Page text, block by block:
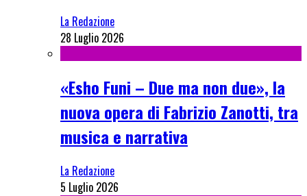
La Redazione
28 Luglio 2026
«Esho Funi – Due ma non due», la
nuova opera di Fabrizio Zanotti, tra
musica e narrativa
La Redazione
5 Luglio 2026